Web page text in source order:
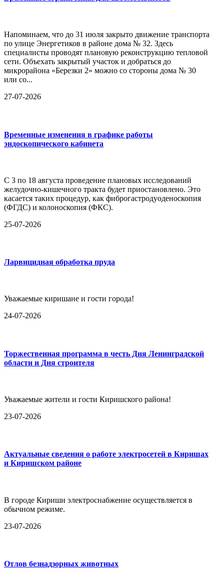
Напоминаем, что до 31 июля закрыто движение транспорта
по улице Энергетиков в районе дома № 32. Здесь
специалисты проводят плановую реконструкцию тепловой
сети. Объехать закрытый участок и добраться до
микрорайона «Березки 2» можно со стороны дома № 30
или со...
27-07-2026
Временные изменения в графике работы
эндоскопического кабинета
С 3 по 18 августа проведение плановых исследований
желудочно-кишечного тракта будет приостановлено. Это
касается таких процедур, как фиброгастродуоденоскопия
(ФГДС) и колоноскопия (ФКС).
25-07-2026
Ларвицидная обработка пруда
Уважаемые киришане и гости города!
24-07-2026
Торжественная программа в честь Дня Ленинградской
области и Дня строителя
Уважаемые жители и гости Киришского района!
23-07-2026
Актуальные сведения о работе электросетей в Киришах
и Киришском районе
В городе Кириши электроснабжение осуществляется в
обычном режиме.
23-07-2026
Отлов безнадзорных животных